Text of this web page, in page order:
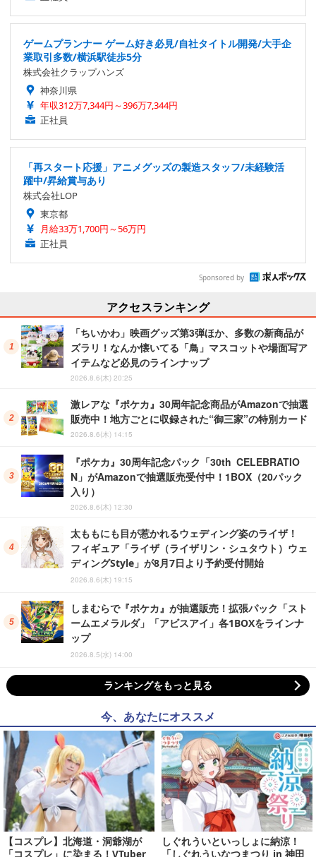
ゲームプランナー ゲーム好き必見/自社タイトル開発/大手企
業取引多数/横浜駅徒歩5分
株式会社クラップハンズ
神奈川県
年収312万7,344円～396万7,344円
正社員
「再スタート応援」アニメグッズの製造スタッフ/未経験活
躍中/昇給賞与あり
株式会社LOP
東京都
月給33万1,700円～56万円
正社員
Sponsored by
アクセスランキング
「ちいかわ」映画グッズ第3弾ほか、多数の新商品が
ズラリ！なんか懐いてる「鳥」マスコットや場面写ア
イテムなど必見のラインナップ
2026.8.6(木) 20:25
激レアな『ポケカ』30周年記念商品がAmazonで抽選
販売中！地方ごとに収録された“御三家”の特別カード
2026.8.6(木) 14:15
『ポケカ』30周年記念パック「30th CELEBRATIO
N」がAmazonで抽選販売受付中！1BOX（20パック
入り）
2026.8.6(木) 12:30
太ももにも目が惹かれるウェディング姿のライザ！
フィギュア「ライザ（ライザリン・シュタウト）ウェ
ディングStyle」が8月7日より予約受付開始
2026.8.6(木) 19:15
しまむらで『ポケカ』が抽選販売！拡張パック「スト
ームエメラルダ」「アビスアイ」各1BOXをラインナ
ップ
2026.8.5(水) 14:00
ランキングをもっと見る
今、あなたにオススメ
【コスプレ】北海道・洞爺湖が
「コスプレ」に染まる！VTuber
しぐれういといっしょに納涼！
「しぐれういなつまつり in 神田